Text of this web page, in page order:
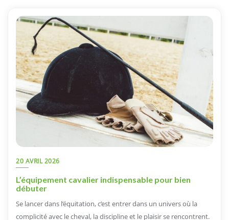
20 AVRIL 2026
L’équipement cavalier indispensable pour bien
débuter
Se lancer dans l’équitation, c’est entrer dans un univers où la
complicité avec le cheval, la discipline et le plaisir se rencontrent.